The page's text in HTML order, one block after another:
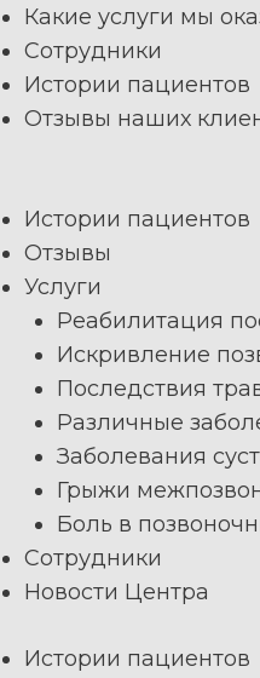
Какие услуги мы
Сотрудники
Истории пациентов
Отзывы наших
Истории пациентов
Отзывы
Услуги
Реабилитация
Искривление
Последствия
Различные
Заболевания
Грыжи
Боль в
Сотрудники
Новости Центра
Истории пациентов